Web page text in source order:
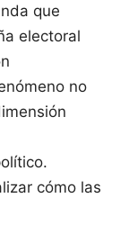
que
electoral
no
cómo las